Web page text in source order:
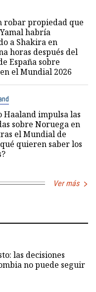
robar propiedad que
habría
a Shakira en
horas después del
España sobre
el Mundial 2026
Haaland impulsa las
sobre Noruega en
el Mundial de
quieren saber los
Ver más
las decisiones
no puede seguir